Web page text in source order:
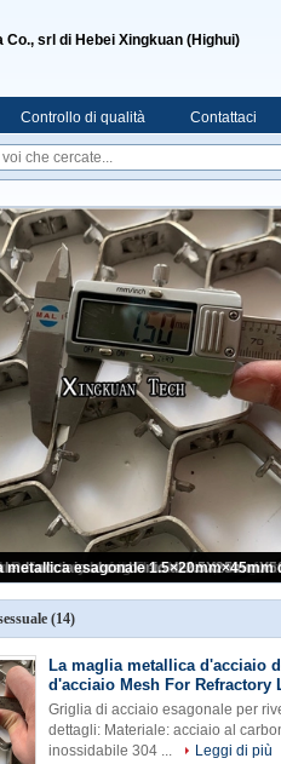
Co., srl di Hebei Xingkuan (Highui)
Controllo di qualità Contattaci
(14)
La maglia metallica d'acciaio
d'acciaio Mesh For Refractory
Griglia di acciaio esagonale per
dettagli: Materiale: acciaio al
inossidabile 304 ...
Leggi di più